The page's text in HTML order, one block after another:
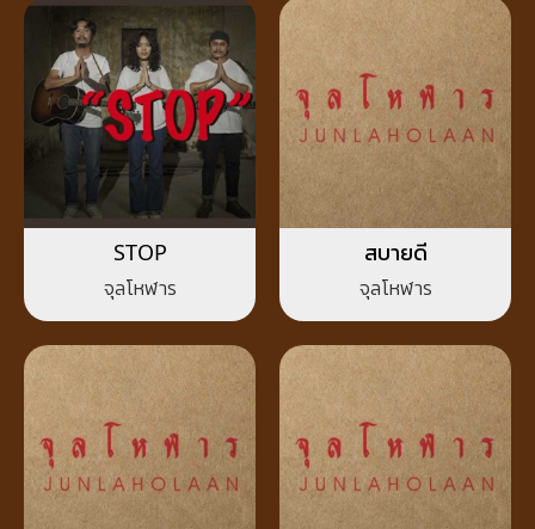
STOP
จุลโหฬาร
สบายดี
จุลโหฬาร